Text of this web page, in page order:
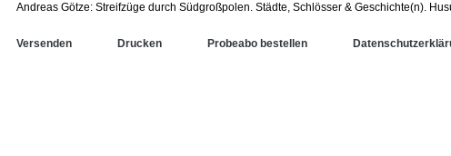
Andreas Götze: Streifzüge durch Südgroßpolen. Städte, Schlösser & Geschichte(n).
Versenden Drucken Probeabo bestellen